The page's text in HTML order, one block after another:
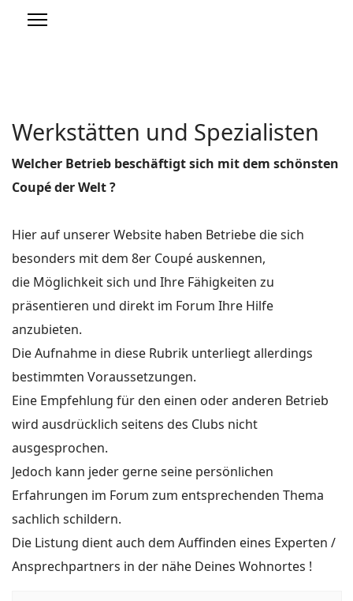
Werkstätten und Spezialisten
Welcher Betrieb beschäftigt sich mit dem schönsten
Coupé der Welt ?
Hier auf unserer Website haben Betriebe die sich
besonders mit dem 8er Coupé auskennen,
die Möglichkeit sich und Ihre Fähigkeiten zu
präsentieren und direkt im Forum Ihre Hilfe
anzubieten.
Die Aufnahme in diese Rubrik unterliegt allerdings
bestimmten Voraussetzungen.
Eine Empfehlung für den einen oder anderen Betrieb
wird ausdrücklich seitens des Clubs nicht
ausgesprochen.
Jedoch kann jeder gerne seine persönlichen
Erfahrungen im Forum zum entsprechenden Thema
sachlich schildern.
Die Listung dient auch dem Auffinden eines Experten /
Ansprechpartners in der nähe Deines Wohnortes !